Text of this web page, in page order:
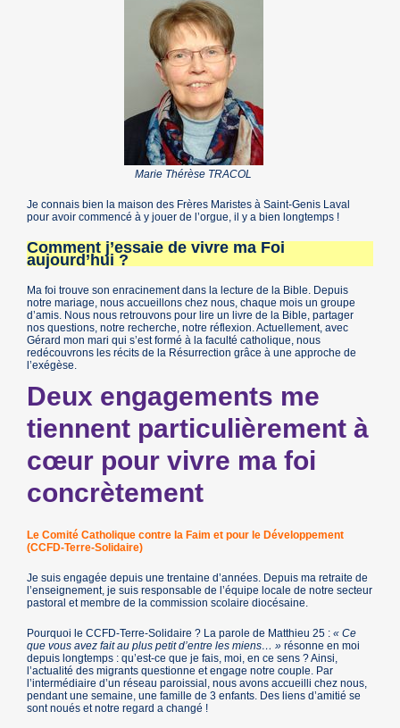
Marie Thérèse TRACOL
Je connais bien la maison des Frères Maristes à Saint-Genis Laval
pour avoir commencé à y jouer de l’orgue, il y a bien longtemps !
Comment j’essaie de vivre ma Foi
aujourd’hui ?
Ma foi trouve son enracinement dans la lecture de la Bible. Depuis
notre mariage, nous accueillons chez nous, chaque mois un groupe
d’amis. Nous nous retrouvons pour lire un livre de la Bible, partager
nos questions, notre recherche, notre réflexion. Actuellement, avec
Gérard mon mari qui s’est formé à la faculté catholique, nous
redécouvrons les récits de la Résurrection grâce à une approche de
l’exégèse.
Deux engagements me
tiennent particulièrement à
cœur pour vivre ma foi
concrètement
Le Comité Catholique contre la Faim et pour le Développement
(CCFD-Terre-Solidaire)
Je suis engagée depuis une trentaine d’années. Depuis ma retraite de
l’enseignement, je suis responsable de l’équipe locale de notre secteur
pastoral et membre de la commission scolaire diocésaine.
Pourquoi le CCFD-Terre-Solidaire ? La parole de Matthieu 25 :« Ce
que vous avez fait au plus petit d’entre les miens… » résonne en moi
depuis longtemps : qu’est-ce que je fais, moi, en ce sens ? Ainsi,
l’actualité des migrants questionne et engage notre couple. Par
l’intermédiaire d’un réseau paroissial, nous avons accueilli chez nous,
pendant une semaine, une famille de 3 enfants. Des liens d’amitié se
sont noués et notre regard a changé !